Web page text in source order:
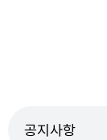
공지사항